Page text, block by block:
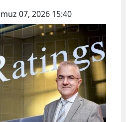
07, 2026 15:40